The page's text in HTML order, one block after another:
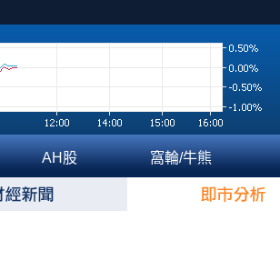
AH股 窩輪/牛熊